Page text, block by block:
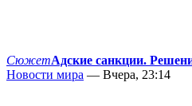
СюжетАдские санкции.
Новости мира — Вчера, 23:14